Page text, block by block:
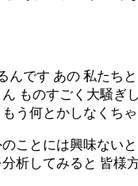
です あの 私た
ものすごく大騒
う何とかしなくちゃ
ことには興味ない
析してみると 皆